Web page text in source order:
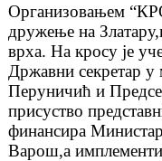
Организовањем
дружење на
врха. На кросу је
Државни секретар у
Перуничић и
присуство
финансира
Варош,а